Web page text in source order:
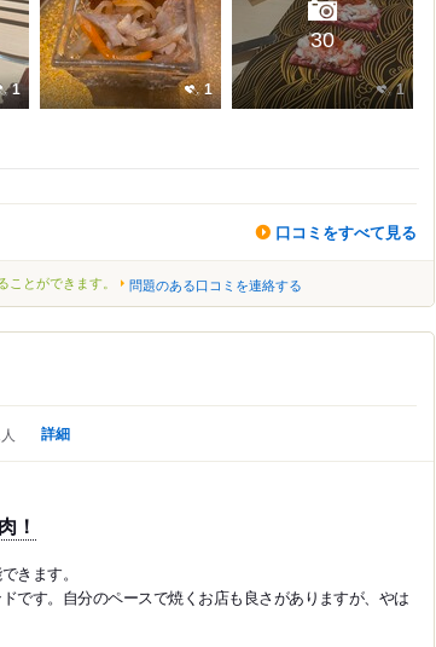
1 1 1
30
口コミをすべて見る
とができます。 問題のある口コミを連絡する
詳細
！
きます。
です。自分のペースで焼くお店も良さがありますが、やは